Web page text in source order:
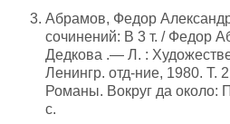
Абрамов, Федор
сочинений: В 3 т. / Федор
Дедкова .— Л. :
Ленингр. отд-ние, 1980. Т.
Романы. Вокруг да
с.